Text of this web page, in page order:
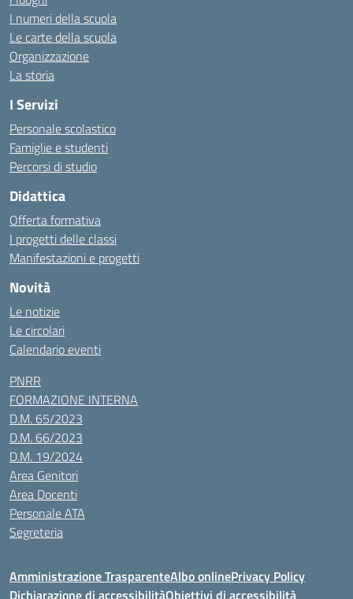
I numeri della scuola
Le carte della scuola
Organizzazione
La storia
I Servizi
Personale scolastico
Famiglie e studenti
Percorsi di studio
Didattica
Offerta formativa
I progetti delle classi
Manifestazioni e progetti
Novità
Le notizie
Le circolari
Calendario eventi
PNRR
FORMAZIONE INTERNA
D.M. 65/2023
D.M. 66/2023
D.M. 19/2024
Area Genitori
Area Docenti
Personale ATA
Segreteria
Amministrazione TrasparenteAlbo onlinePrivacy Policy
Dichiarazione di accessibilitàObiettivi di accessibilità